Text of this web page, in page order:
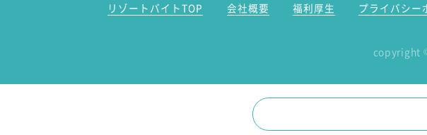
リゾートバイトTOP 会社概要 福利厚生 プライバシー
copyright